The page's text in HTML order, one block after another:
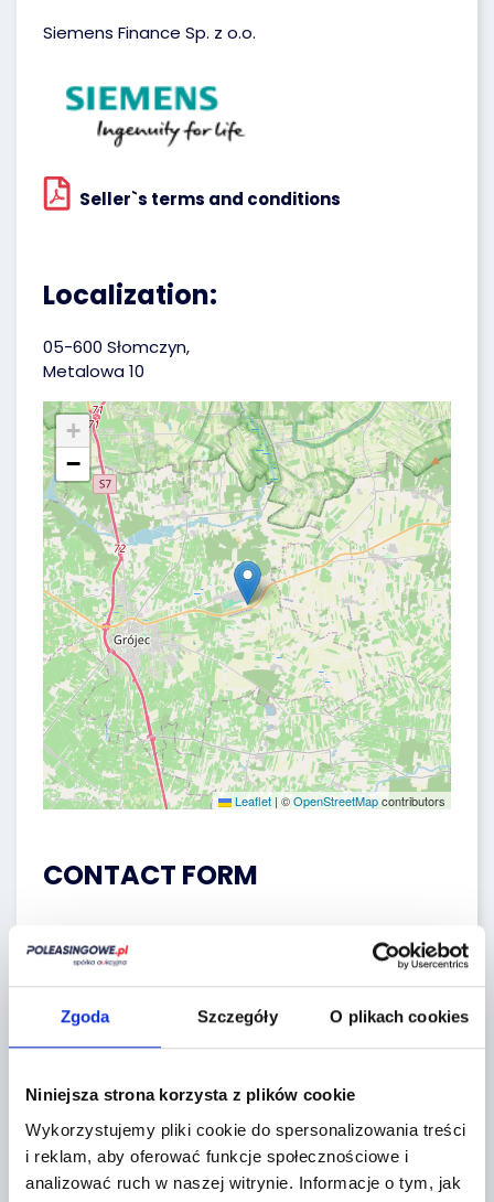
Zgoda Szczegóły O plikach cookies
Niniejsza strona korzysta z plików cookie
Wykorzystujemy pliki cookie do spersonalizowania treści
i reklam, aby oferować funkcje społecznościowe i
analizować ruch w naszej witrynie. Informacje o tym, jak
Siemens Finance Sp. z o.o.
Seller`s terms and conditions
Localization:
05-600 Słomczyn,
Metalowa 10
+
−
Leaflet | ©OpenStreetMapcontributors
CONTACT FORM
Topic *